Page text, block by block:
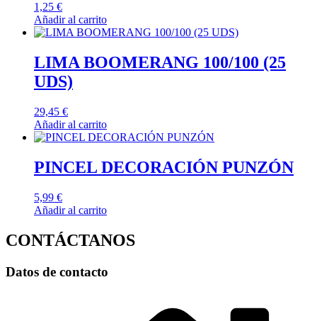
1,25 €
Añadir al carrito
LIMA BOOMERANG 100/100 (25
UDS)
29,45 €
Añadir al carrito
PINCEL DECORACIÓN PUNZÓN
5,99 €
Añadir al carrito
CONTÁCTANOS
Datos de contacto